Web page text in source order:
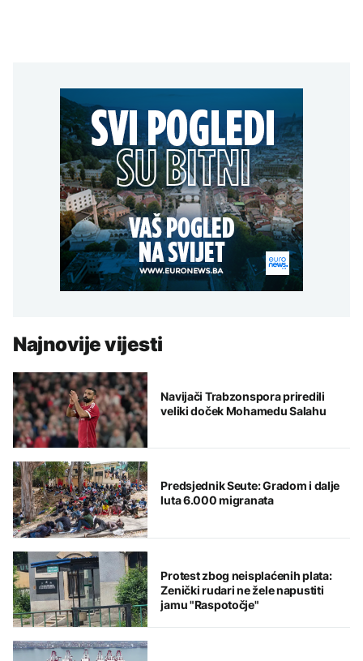
Najnovije vijesti
Navijači Trabzonspora priredili
veliki doček Mohamedu Salahu
Predsjednik Seute: Gradom i dalje
luta 6.000 migranata
Protest zbog neisplaćenih plata:
Zenički rudari ne žele napustiti
jamu "Raspotočje"